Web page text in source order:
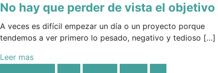
in:
No hay que perder de vista el objetivo
A veces es difícil empezar un día o un proyecto porque
tendemos a ver primero lo pesado, negativo y tedioso […]
Leer mas